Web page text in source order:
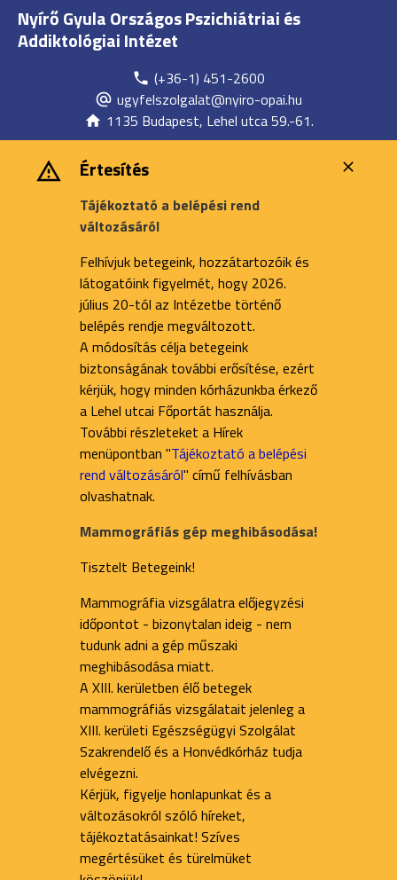
Nyírő Gyula Országos Pszichiátriai és
Addiktológiai Intézet
(+36-1) 451-2600
ugyfelszolgalat@nyiro-opai.hu
1135 Budapest, Lehel utca 59.-61.
Értesítés
Tájékoztató a belépési rend
változásáról
Felhívjuk betegeink, hozzátartozóik és
látogatóink figyelmét, hogy 2026.
július 20-tól az Intézetbe történő
belépés rendje megváltozott.
A módosítás célja betegeink
biztonságának további erősítése, ezért
kérjük, hogy minden kórházunkba érkező
a Lehel utcai Főportát használja.
További részleteket a Hírek
menüpontban "Tájékoztató a belépési
rend változásáról" című felhívásban
olvashatnak.
Mammográfiás gép meghibásodása!
Tisztelt Betegeink!
Mammográfia vizsgálatra előjegyzési
időpontot - bizonytalan ideig - nem
tudunk adni a gép műszaki
meghibásodása miatt.
A XIII. kerületben élő betegek
mammográfiás vizsgálatait jelenleg a
XIII. kerületi Egészségügyi Szolgálat
Szakrendelő és a Honvédkórház tudja
elvégezni.
Kérjük, figyelje honlapunkat és a
változásokról szóló híreket,
tájékoztatásainkat! Szíves
megértésüket és türelmüket